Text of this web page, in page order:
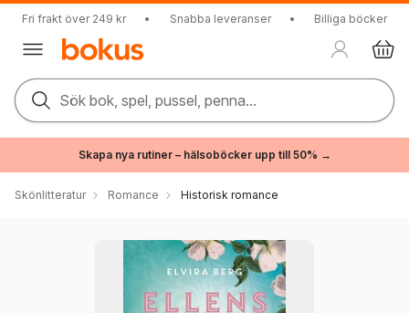
Fri frakt över 249 kr • Snabba leveranser • Billiga böcker
Sök bok, spel, pussel, penna...
Skapa nya rutiner – hälsoböcker upp till 50% →
Skönlitteratur Romance Historisk romance